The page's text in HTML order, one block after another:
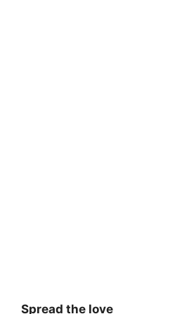
Spread the love